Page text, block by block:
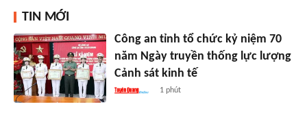
TIN MỚI
Công an tỉnh tổ chức kỷ niệm 70
năm Ngày truyền thống lực lượng
Cảnh sát kinh tế
1 phút